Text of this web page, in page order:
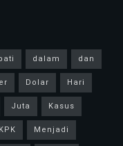
dalam
dan
Dolar
Hari
Juta
Kasus
KPK
Menjadi